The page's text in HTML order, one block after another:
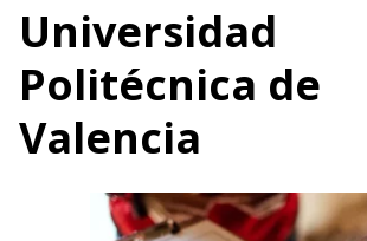
Universidad
Politécnica de
Valencia